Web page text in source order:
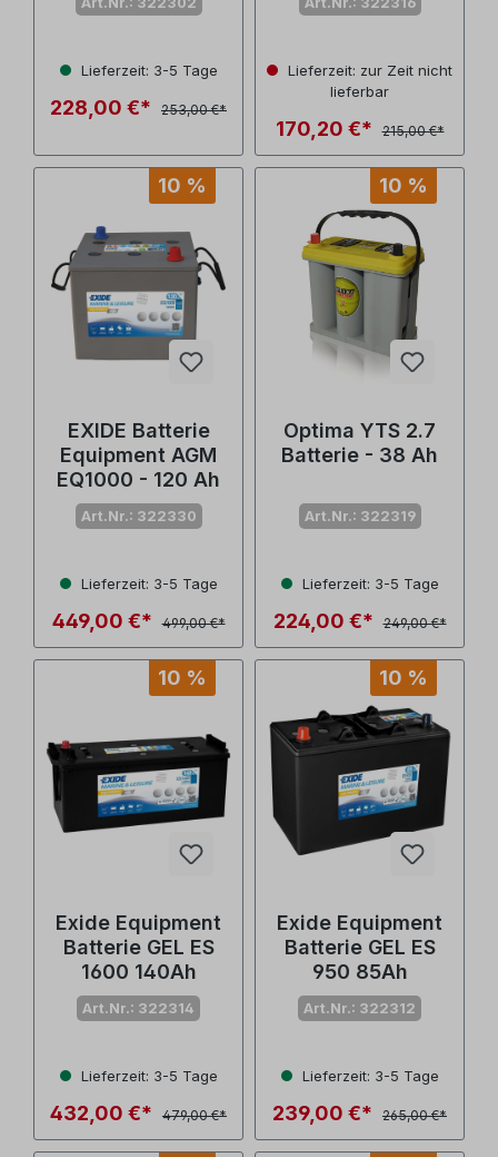
Lieferzeit: 3-5 Tage
228,00 €* 253,00 €*
Lieferzeit: zur Zeit nicht
lieferbar
170,20 €* 215,00 €*
10 %
EXIDE Batterie
Equipment AGM
EQ1000 - 120 Ah
Art.Nr.: 322330
Lieferzeit: 3-5 Tage
449,00 €* 499,00 €*
10 %
Optima YTS 2.7
Batterie - 38 Ah
Art.Nr.: 322319
Lieferzeit: 3-5 Tage
224,00 €* 249,00 €*
10 %
Exide Equipment
Batterie GEL ES
1600 140Ah
Art.Nr.: 322314
Lieferzeit: 3-5 Tage
432,00 €* 479,00 €*
10 %
Exide Equipment
Batterie GEL ES
950 85Ah
Art.Nr.: 322312
Lieferzeit: 3-5 Tage
239,00 €* 265,00 €*